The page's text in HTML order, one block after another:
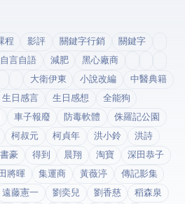
程 影評 關鍵字行銷
關鍵字
言自語 減肥
黑心廠商
大衛伊東 小說改編
中醫典籍
生日感言 生日感想
全能狗
車子報廢 防毒軟體
侏羅記公園
柯叔元 柯貞年 洪小鈴
洪詩
豪 得到app 晨翔 淘寶
深田恭子
將暉 集運商 黃薇渟
傳記影集
遠藤憲一 劉奕兒 劉香慈
稻森泉